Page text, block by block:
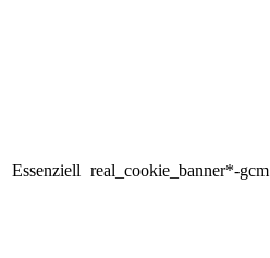
Essenziell real_cookie_banner*-gcm